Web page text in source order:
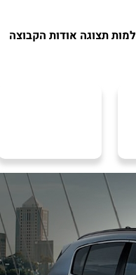
תצוגה אודות הקבוצה